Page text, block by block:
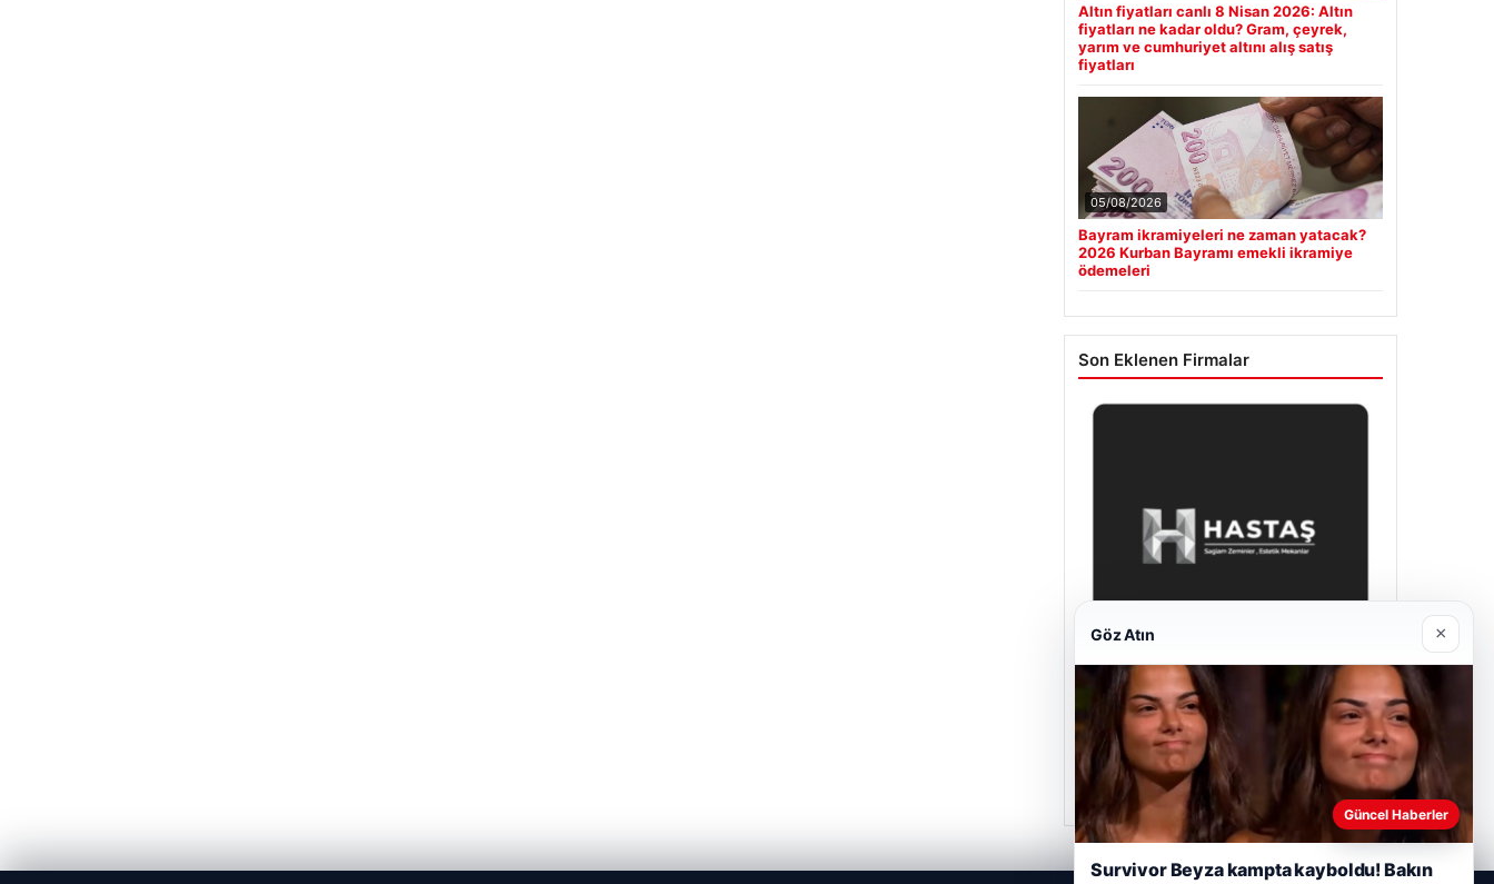
Altın fiyatları canlı 8 Nisan 2026: Altın
fiyatları ne kadar oldu? Gram, çeyrek,
yarım ve cumhuriyet altını alış satış
fiyatları
05/08/2026
Bayram ikramiyeleri ne zaman yatacak?
2026 Kurban Bayramı emekli ikramiye
ödemeleri
Son Eklenen Firmalar
Hastaş Beton
26/05/2026
Göz Atın ×
Güncel Haberler
Survivor Beyza kampta kayboldu! Bakın